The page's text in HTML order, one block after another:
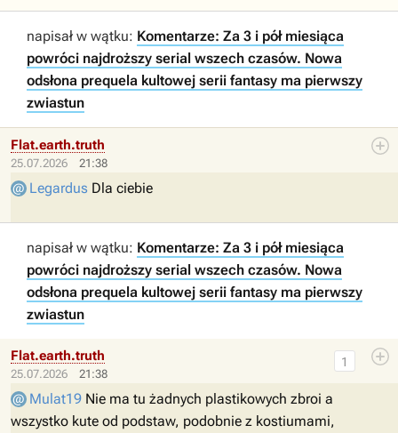
napisał w wątku: Komentarze: Za 3 i pół miesiąca
powróci najdroższy serial wszech czasów. Nowa
odsłona prequela kultowej serii fantasy ma pierwszy
zwiastun
25.07.2026 21:38
Flat.earth.truth
Legardus Dla ciebie
napisał w wątku: Komentarze: Za 3 i pół miesiąca
powróci najdroższy serial wszech czasów. Nowa
odsłona prequela kultowej serii fantasy ma pierwszy
zwiastun
25.07.2026 21:38
1
Flat.earth.truth
Mulat19 Nie ma tu żadnych plastikowych zbroi a
wszystko kute od podstaw, podobnie z kostiumami,